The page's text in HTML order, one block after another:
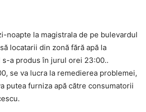
noapte la magistrala de pe bulevardul
locatarii din zonă fără apă la
a produs în jurul orei 23:00..
se va lucra la remedierea problemei,
putea furniza apă către consumatorii